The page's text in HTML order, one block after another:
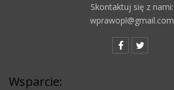
Skontaktuj się z nami:
wprawopl@gmail.com
Wsparcie: